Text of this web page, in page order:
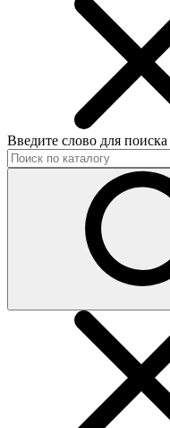
Введите слово для поиска